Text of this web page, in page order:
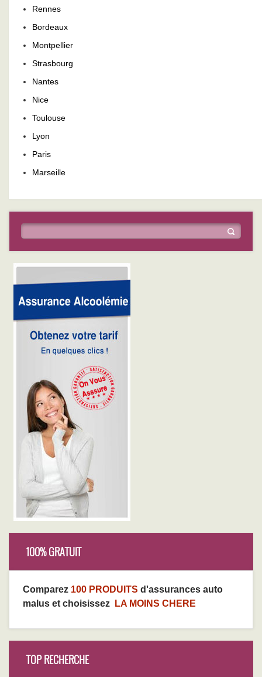
Rennes
Bordeaux
Montpellier
Strasbourg
Nantes
Nice
Toulouse
Lyon
Paris
Marseille
100% GRATUIT
Comparez 100 PRODUITS d'assurances auto
malus et choisissez
LA MOINS CHERE
TOP RECHERCHE